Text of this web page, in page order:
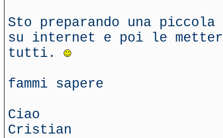
Sto preparando una
su internet e poi le
tutti.
fammi sapere
Ciao
Cristian